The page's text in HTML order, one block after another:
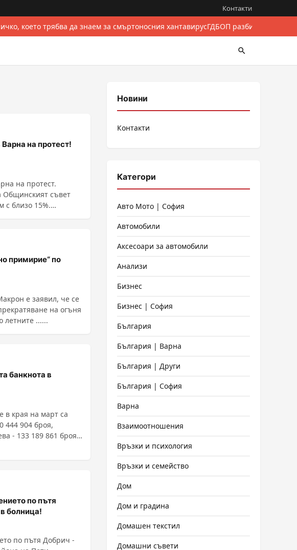
Контакти
което трябва да знаем за смъртоносния хантавирусГДБОП разби
на протест!
на протест.
Общинският съвет
с близо 15%.
примирие“ по
е заявил, че се
на огъня
летните ......
банкнота в
в края на март са
444 904 броя,
- 133 189 861 броя.
по пътя
болница!
по пътя Добрич -
Новини
Контакти
Категори
Авто Мото | София
Автомобили
Аксесоари за автомобили
Анализи
Бизнес
Бизнес | София
България
България | Варна
България | Други
България | София
Варна
Взаимоотношения
Връзки и психология
Връзки и семейство
Дом
Дом и градина
Домашен текстил
Домашни съвети